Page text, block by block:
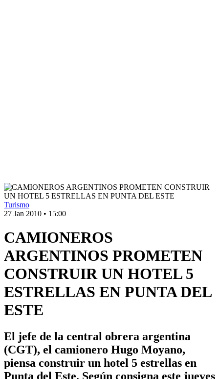
Turismo
27 Jan 2010 • 15:00
CAMIONEROS
ARGENTINOS PROMETEN
CONSTRUIR UN HOTEL 5
ESTRELLAS EN PUNTA DEL
ESTE
El jefe de la central obrera argentina
(CGT), el camionero Hugo Moyano,
piensa construir un hotel 5 estrellas en
Punta del Este. Según consigna este jueves